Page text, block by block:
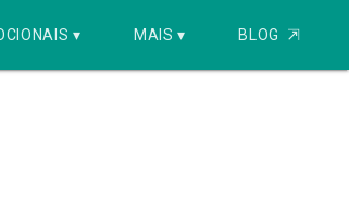
▾ MAIS ▾ BLOG ⇱